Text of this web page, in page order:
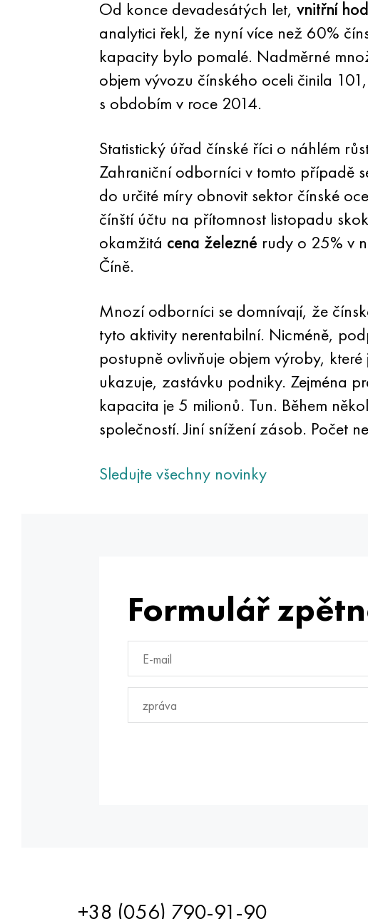
Od konce devadesátých let, vnitřní
analytici řekl, že nyní více než 60%
kapacity bylo pomalé. Nadměrné
objem vývozu čínského oceli činila
s obdobím v roce 2014.
Statistický úřad čínské říci o náhlém
Zahraniční odborníci v tomto případě
do určité míry obnovit sektor čínské
čínští účtu na přítomnost listopadu
okamžitá cena železné rudy o 25% v
Číně.
Mnozí odborníci se domnívají, že
tyto aktivity nerentabilní. Nicméně,
postupně ovlivňuje objem výroby,
ukazuje, zastávku podniky. Zejména
kapacita je 5 milionů. Tun. Během
společností. Jiní snížení zásob. Počet
Sledujte všechny novinky
Formulář
+38 (056) 790-91-90